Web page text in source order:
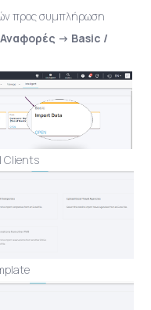
προς συμπλήρωση
-> Basic /
Clients